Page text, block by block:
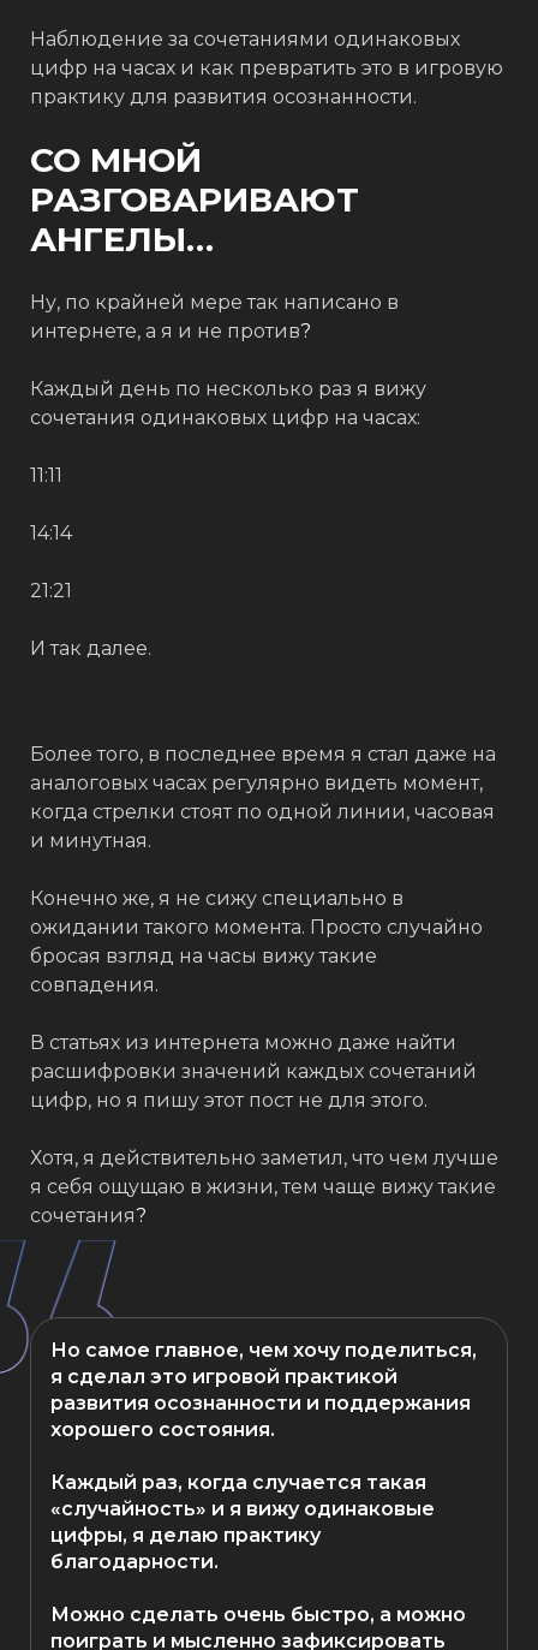
Наблюдение за сочетаниями одинаковых
цифр на часах и как превратить это в игровую
практику для развития осознанности.
СО МНОЙ
РАЗГОВАРИВАЮТ
АНГЕЛЫ…⁣⁣⠀ ⁣⁣⠀
Ну, по крайней мере так написано в
интернете, а я и не против?
Каждый день по несколько раз я вижу
сочетания одинаковых цифр на часах: ⁣⁣⠀ ⁣⁣⠀
11:11⁣⁣⠀
14:14⁣⁣⠀
21:21⁣⁣⠀
И так далее.⁣⁣⠀ ⁣⁣⠀
Более того, в последнее время я стал даже на
аналоговых часах регулярно видеть момент,
когда стрелки стоят по одной линии, часовая
и минутная. ⁣⁣⠀ ⁣⁣⠀
Конечно же, я не сижу специально в
ожидании такого момента. Просто случайно
бросая взгляд на часы вижу такие
совпадения.⁣⁣⠀ ⁣⁣⠀
В статьях из интернета можно даже найти
расшифровки значений каждых сочетаний
цифр, но я пишу этот пост не для этого. ⁣⁣⠀ ⁣⁣⠀
Хотя, я действительно заметил, что чем лучше
я себя ощущаю в жизни, тем чаще вижу такие
сочетания?
Но самое главное, чем хочу поделиться,
я сделал это игровой практикой
развития осознанности и поддержания
хорошего состояния.⁣⁣⠀ ⁣⁣⠀
Каждый раз, когда случается такая
«случайность» и я вижу одинаковые
цифры, я делаю практику
благодарности. ⁣⁣⠀ ⁣⁣⠀
Можно сделать очень быстро, а можно
поиграть и мысленно зафиксировать